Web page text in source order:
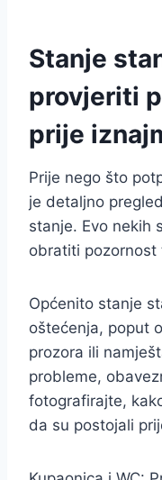
Stanje
provjeriti
prije
Prije nego što
je detaljno
stanje. Evo nekih
obratiti pozornost
Općenito stanje
oštećenja, poput
prozora ili
probleme,
fotografirajte,
da su postojali